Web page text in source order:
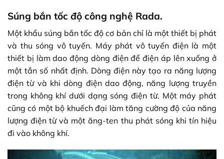
Súng bắn tốc độ công nghệ Rada.
Một khẩu súng bắn tốc độ cơ bản chỉ là một thiết bị phát
và thu sóng vô tuyến. Máy phát vô tuyến điện là một
thiết bị làm dao động dòng điện để điện áp lên xuống ở
một tần số nhất định. Dòng điện này tạo ra năng lượng
điện từ và khi dòng điện dao động, năng lượng truyền
trong không khí dưới dạng sóng điện từ. Một máy phát
cũng có một bộ khuếch đại làm tăng cường độ của năng
lượng điện từ và một ăng-ten thu phát sóng khi tín hiệu
đi vào không khí.